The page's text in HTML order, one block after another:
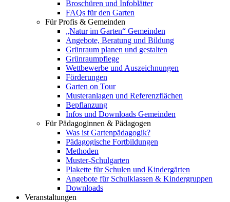
Broschüren und Infoblätter
FAQs für den Garten
Für Profis & Gemeinden
„Natur im Garten“ Gemeinden
Angebote, Beratung und Bildung
Grünraum planen und gestalten
Grünraumpflege
Wettbewerbe und Auszeichnungen
Förderungen
Garten on Tour
Musteranlagen und Referenzflächen
Bepflanzung
Infos und Downloads Gemeinden
Für Pädagoginnen & Pädagogen
Was ist Gartenpädagogik?
Pädagogische Fortbildungen
Methoden
Muster-Schulgarten
Plakette für Schulen und Kindergärten
Angebote für Schulklassen & Kindergruppen
Downloads
Veranstaltungen